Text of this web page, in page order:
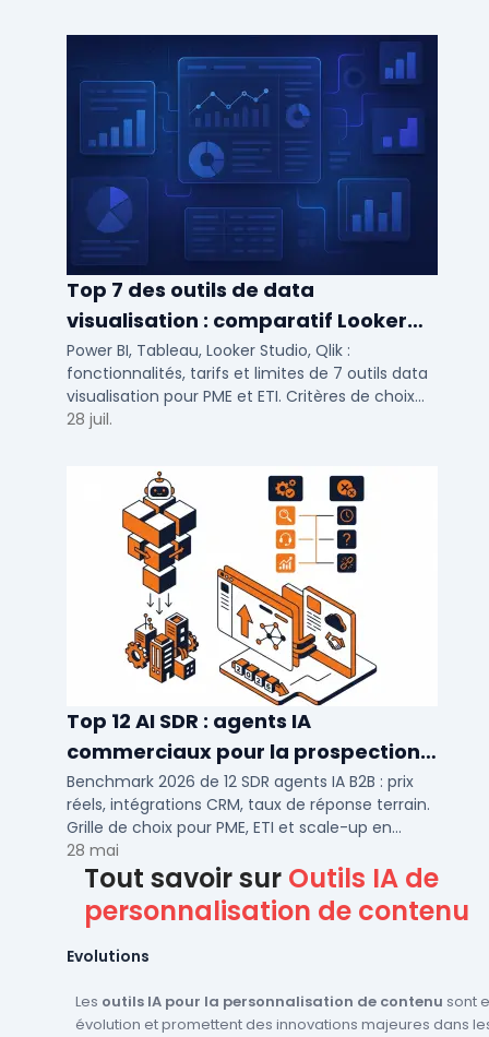
Top 7 des outils de data
visualisation : comparatif Looker
Studio, Tableau vs Power BI et
autres
Power BI, Tableau, Looker Studio, Qlik :
fonctionnalités, tarifs et limites de 7 outils data
visualisation pour PME et ETI. Critères de choix
selon votre SI et vos cas d'usage.
28 juil.
Top 12 AI SDR : agents IA
commerciaux pour la prospection
2026
Benchmark 2026 de 12 SDR agents IA B2B : prix
réels, intégrations CRM, taux de réponse terrain.
Grille de choix pour PME, ETI et scale-up en
prospection automatisée.
28 mai
Tout savoir sur Outils IA de
personnalisation de contenu
Evolutions
Les outils IA pour la personnalisation de contenu sont
évolution et promettent des innovations majeures dans